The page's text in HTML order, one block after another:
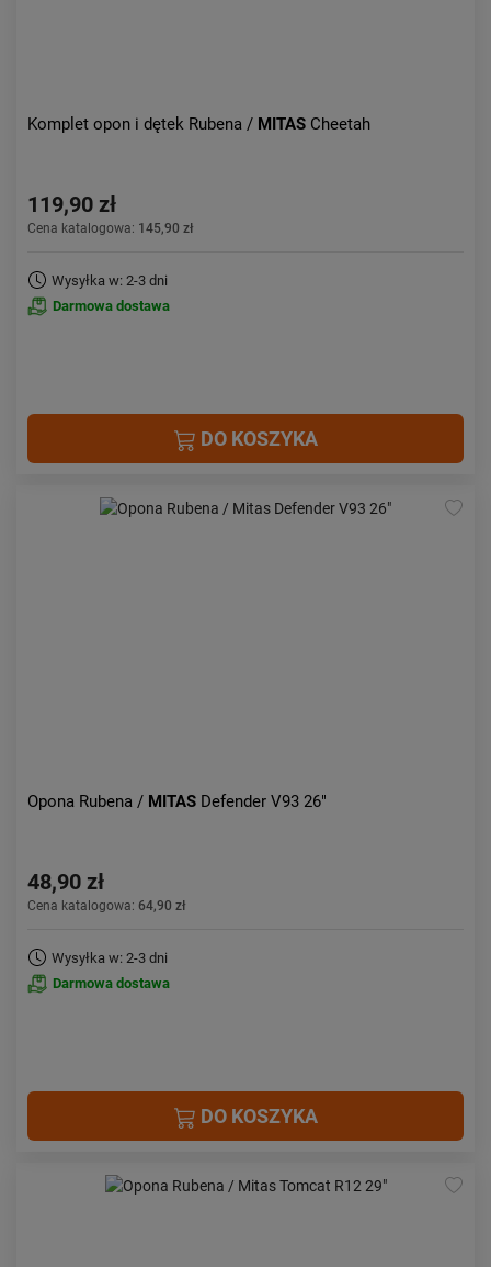
Komplet opon i dętek Rubena / MITAS Cheetah
119,90 zł
Cena katalogowa: 145,90 zł
Wysyłka w: 2-3 dni
Darmowa dostawa
DO KOSZYKA
Opona Rubena / MITAS Defender V93 26"
48,90 zł
Cena katalogowa: 64,90 zł
Wysyłka w: 2-3 dni
Darmowa dostawa
DO KOSZYKA